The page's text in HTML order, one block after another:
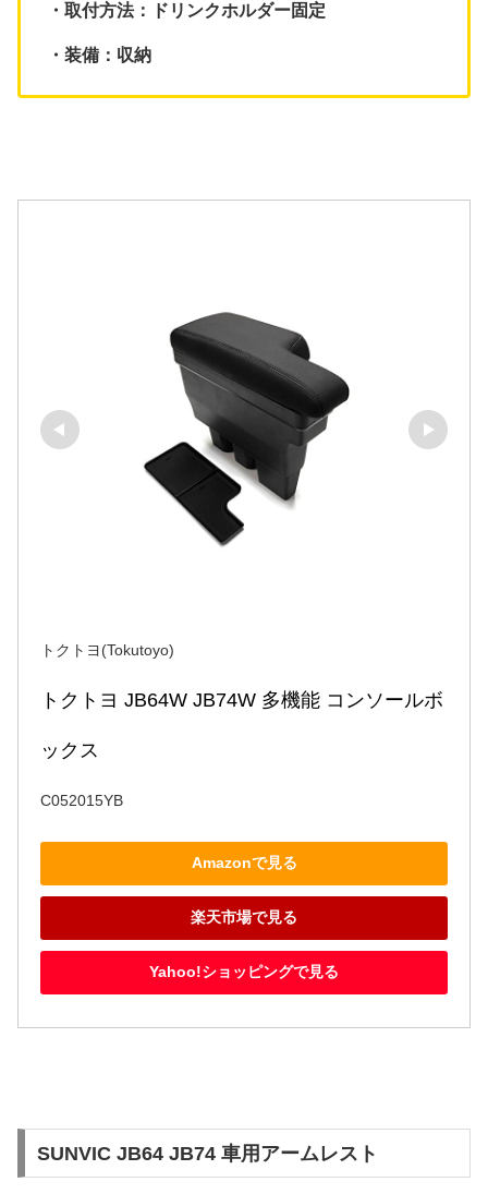
・取付方法：ドリンクホルダー固定
・装備：収納
トクトヨ(Tokutoyo)
トクトヨ JB64W JB74W 多機能 コンソールボ
ックス
C052015YB
Amazonで見る
楽天市場で見る
Yahoo!ショッピングで見る
SUNVIC JB64 JB74 車用アームレスト